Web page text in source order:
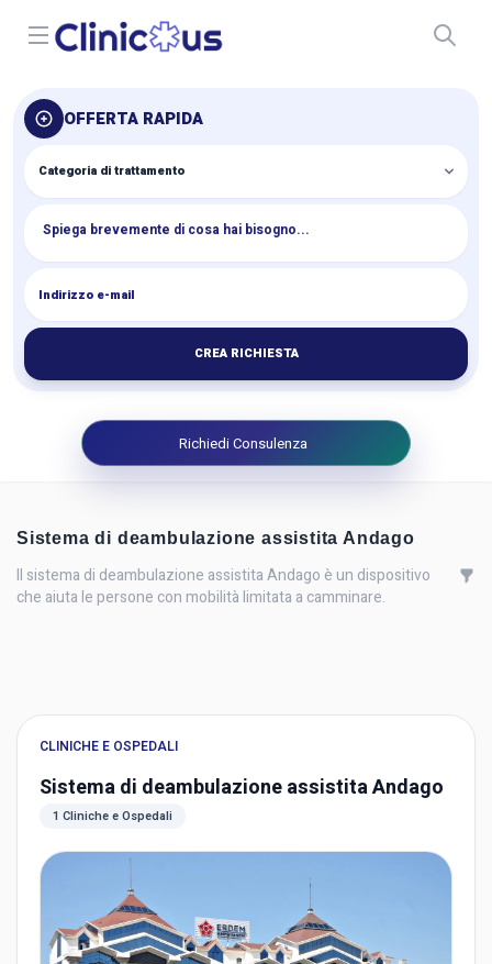
Open menu
OFFERTA RAPIDA
CREA RICHIESTA
Richiedi Consulenza
Sistema di deambulazione assistita Andago
Il sistema di deambulazione assistita Andago è un dispositivo
che aiuta le persone con mobilità limitata a camminare.
CLINICHE E OSPEDALI
Sistema di deambulazione assistita Andago
1 Cliniche e Ospedali